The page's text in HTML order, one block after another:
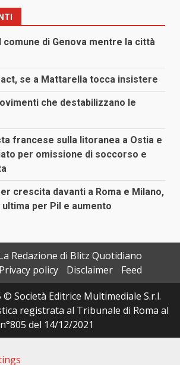
di Genova mentre la città
se a Mattarella tocca insistere
che destabilizzano le
francese sulla litoranea a Ostia e
per omissione di soccorso e
crescita davanti a Roma e Milano,
ultima per Pil e aumento
Redazione di Blitz Quotidiano
Privacy policy Disclaimer
Feed
Società Editrice Multimediale S.r.l.
registrata al Tribunale di Roma al
n°805 del 14/12/2021